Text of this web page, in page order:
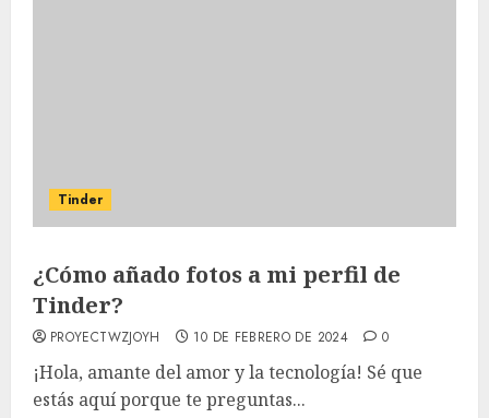
Tinder
¿Cómo añado fotos a mi perfil de
Tinder?
PROYECTWZJOYH 10 DE FEBRERO DE 2024 0
¡Hola, amante del amor y la tecnología! Sé que
estás aquí porque te preguntas...